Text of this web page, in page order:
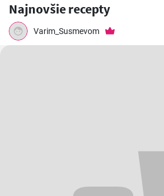
Najnovšie recepty
Varim_Susmevom